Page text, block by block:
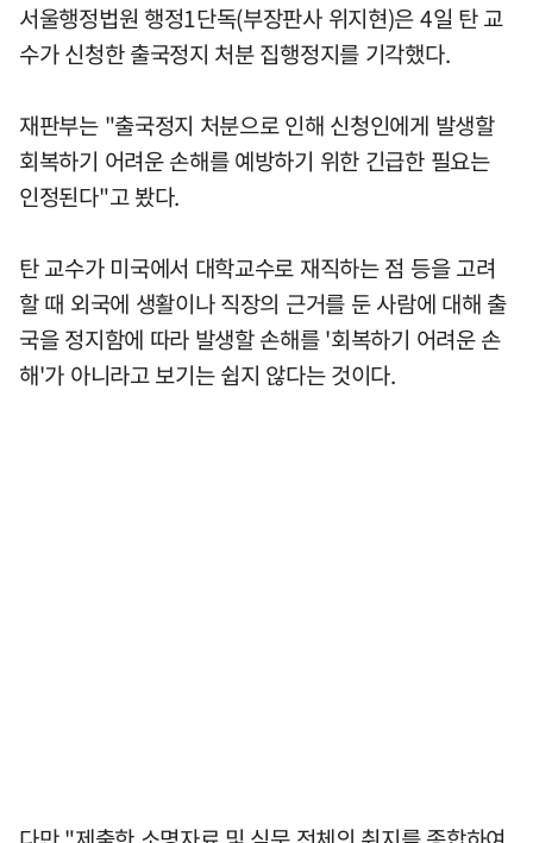
서울행정법원 행정1단독(부장판사 위지현)은 4일 탄 교
수가 신청한 출국정지 처분 집행정지를 기각했다.
재판부는 "출국정지 처분으로 인해 신청인에게 발생할
회복하기 어려운 손해를 예방하기 위한 긴급한 필요는
인정된다"고 봤다.
탄 교수가 미국에서 대학교수로 재직하는 점 등을 고려
할 때 외국에 생활이나 직장의 근거를 둔 사람에 대해 출
국을 정지함에 따라 발생할 손해를 '회복하기 어려운 손
해'가 아니라고 보기는 쉽지 않다는 것이다.